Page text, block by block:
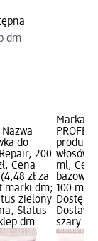
dm
Nazwa
do
200
Cena
zł za
marki dm;
zielony
Status
dm
Marka:
włosów
ml;
bazowa:
100 ml);
szary